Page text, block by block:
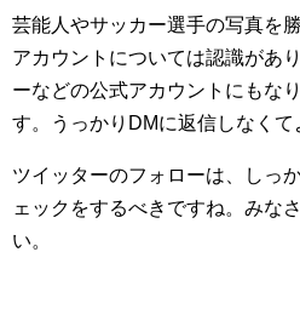
芸能人やサッカー選手の写真を
アカウントについては認識があ
ーなどの公式アカウントにもな
す。うっかりDMに返信しなくて
ツイッターのフォローは、しっ
ェックをするべきですね。みな
い。